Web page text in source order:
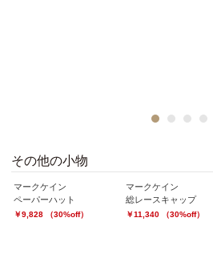
2 3 4
その他の小物
マークケイン
ペーパーハット
￥9,828 （30%off）
マークケイン
総レースキャップ
￥11,340 （30%off）